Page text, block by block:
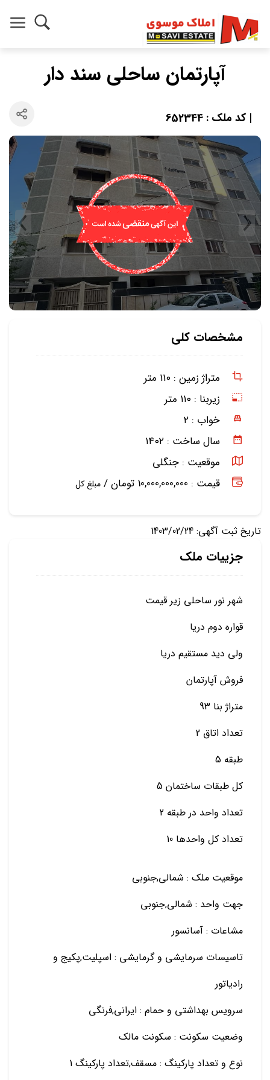
آپارتمان ساحلی سند دار
| کد ملک : 652344
مشخصات کلی
متراژ زمین : ۱۱۰ متر
زیربنا : ۱۱۰ متر
خواب : ۲
سال ساخت : ۱۴۰۲
موقعیت : جنگلی
قیمت : 10,000,000,000 تومان /
مبلغ کل
تاریخ ثبت آگهی: 1403/02/24
جزییات ملک
شهر نور ساحلی زیر قیمت
قواره دوم دریا
ولی دید مستقیم دریا
فروش آپارتمان
متراژ بنا 93
تعداد اتاق 2
طبقه 5
کل طبقات ساختمان 5
تعداد واحد در طبقه 2
تعداد کل واحدها 10
موقعیت ملک : شمالی,جنوبی
جهت واحد : شمالی,جنوبی
مشاعات : آسانسور
تاسیسات سرمایشی و گرمایشی : اسپلیت,پکیج و
رادیاتور
سرویس بهداشتی و حمام : ایرانی,فرنگی
وضعیت سکونت : سکونت مالک
نوع و تعداد پارکینگ : مسقف,تعداد پارکینگ 1